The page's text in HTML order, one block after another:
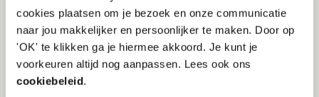
cookies plaatsen om je bezoek en onze communicatie
naar jou makkelijker en persoonlijker te maken. Door op
'OK' te klikken ga je hiermee akkoord. Je kunt je
voorkeuren altijd nog aanpassen. Lees ook ons
cookiebeleid.
Waarvoor is kleurscheiding
belangrijk?
Nauwkeurige reproductie van foto's en